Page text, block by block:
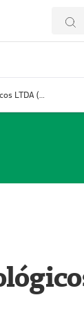
Prestador Decordis Exames Cardiológicos LTDA (51004347-4)